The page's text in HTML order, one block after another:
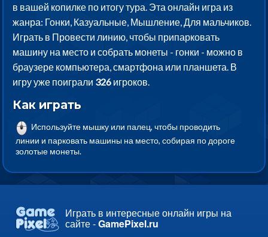
в вашей копилке по итогу тура. Эта онлайн игра из
жанра: Гонки, Казуальные, Мышление, Для мальчиков.
Играть в Провести линию, чтобы припарковать
машину на место и собрать монеты - гонки - можно в
браузере компьютера, смартфона или планшета. В
игру уже поиграли 326 игроков.
Как играть
Используйте мышку или палец, чтобы проводить
линии и парковать машины на место, собирая по дороге
золотые монеты.
Играть в интересные онлайн игры на
сайте -GamePixel.ru